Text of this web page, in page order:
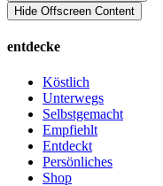
Hide Offscreen Content
entdecke
Köstlich
Unterwegs
Selbstgemacht
Empfiehlt
Entdeckt
Persönliches
Shop